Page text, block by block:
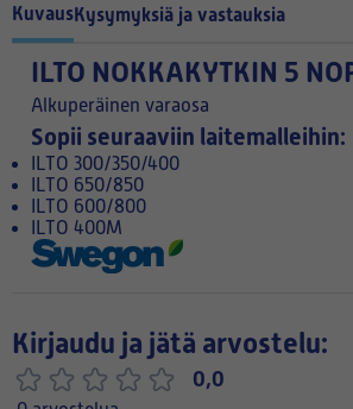
KuvausKysymyksiä ja vastauksia
ILTO NOKKAKYTKIN 5
Alkuperäinen varaosa
Sopii seuraaviin laitemalleihin:
ILTO 300/350/400
ILTO 650/850
ILTO 600/800
ILTO 400M
Kirjaudu ja jätä arvostelu:
0,0